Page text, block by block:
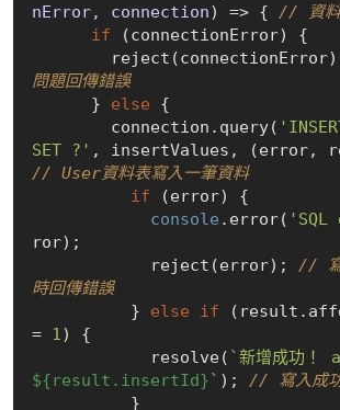
nError, connection) => { // 資料
if (connectionError) {
問題回傳錯誤
      }
else {
        connection.query(
SET ?'
// User資料表寫入一筆資料
if (error) {
console .error(
ror);
            reject(error);
// 寫
時回傳錯誤
          }
else if
= 1) {
            resolve(
${result.insertId}` ); // 寫入成